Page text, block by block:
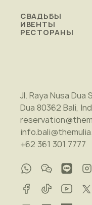
СВАДЬБЫ
ИВЕНТЫ
РЕСТОРАНЫ
Jl. Raya Nusa Dua
Dua 80362 Bali,
+62 361 301 7777